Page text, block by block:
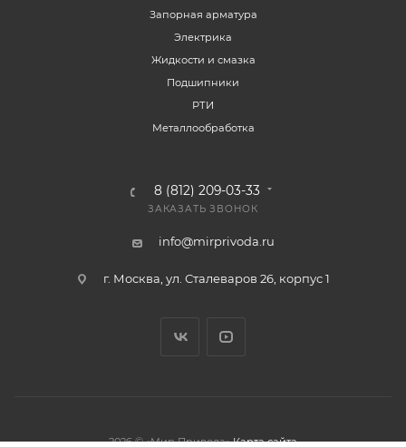
Запорная арматура
Электрика
Жидкости и смазка
Подшипники
РТИ
Металлообработка
8 (812) 209-03-33
ЗАКАЗАТЬ ЗВОНОК
info@mirprivoda.ru
г. Москва, ул. Сталеваров 26, корпус 1
2026 © «Мир Привода» Карта сайта